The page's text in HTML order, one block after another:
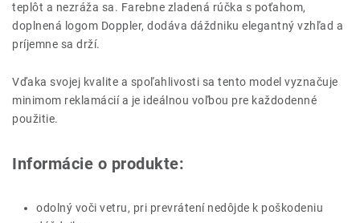
teplôt a nezráža sa. Farebne zladená rúčka s poťahom,
doplnená logom Doppler, dodáva dáždniku elegantný vzhľad a
príjemne sa drží.
Vďaka svojej kvalite a spoľahlivosti sa tento model vyznačuje
minimom reklamácií a je ideálnou voľbou pre každodenné
použitie.
Informácie o produkte:
odolný voči vetru, pri prevrátení nedôjde k poškodeniu